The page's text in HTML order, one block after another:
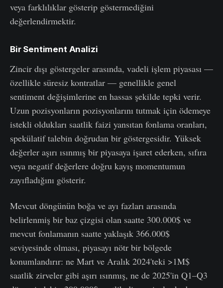
veya farklılıklar gösterip göstermediğini
değerlendirmektir.
Bir Sentiment Analizi
Zincir dışı göstergeler arasında, vadeli işlem piyasası —
özellikle süresiz kontratlar — genellikle genel
sentiment değişimlerine en hassas şekilde tepki verir.
Uzun pozisyonların pozisyonlarını tutmak için ödemeye
istekli oldukları saatlik faizi yansıtan fonlama oranları,
spekülatif talebin doğrudan bir göstergesidir. Yüksek
değerler aşırı ısınmış bir piyasaya işaret ederken, sıfıra
veya negatif değerlere doğru kayış momentumun
zayıfladığını gösterir.
Mevcut döngünün boğa ve ayı fazları arasında
belirlenmiş bir baz çizgisi olan saatte 300.000$ ve
mevcut fonlamanın saatte yaklaşık 366.000$
seviyesinde olması, piyasayı nötr bir bölgede
konumlandırır: ne Mart ve Aralık 2024'teki >1M$
saatlik zirveler gibi aşırı ısınmış, ne de 2025'in Q1–Q3